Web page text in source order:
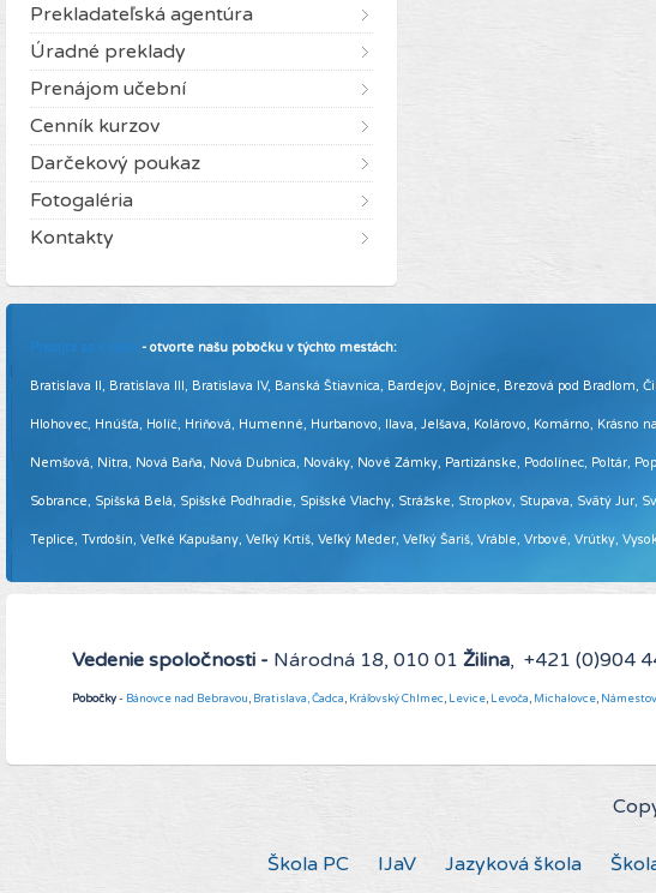
Prekladateľská agentúra
Úradné preklady
Prenájom učební
Cenník kurzov
Darčekový poukaz
Fotogaléria
Kontakty
Pridajte sa k nám - otvorte našu pobočku v týchto mestách:
Bratislava II, Bratislava III, Bratislava IV, Banská Štiavnica, Bardejov, Bojnice, Brezová pod Bradlom,
Hlohovec, Hnúšťa, Holíč, Hriňová, Humenné, Hurbanovo, Ilava, Jelšava, Kolárovo, Komárno, Krásno
Nemšová, Nitra, Nová Baňa, Nová Dubnica, Nováky, Nové Zámky, Partizánske, Podolínec, Poltár,
Sobrance, Spišská Belá, Spišské Podhradie, Spišské Vlachy, Strážske, Stropkov, Stupava, Svätý
Teplice, Tvrdošín, Veľké Kapušany, Veľký Krtíš, Veľký Meder, Veľký Šariš, Vráble, Vrbové, Vrútky,
Vedenie spoločnosti - Národná 18, 010 01 Žilina, +421 (0)904
Pobočky- Bánovce nad Bebravou, Bratislava,Čadca, Kráľovský Chlmec, Levice, Levoča, Michalovce,
Škola PC IJaV Jazyková škola